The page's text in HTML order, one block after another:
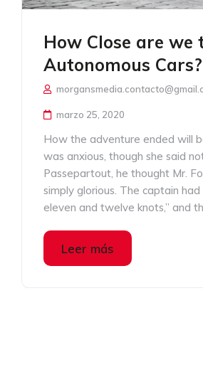
How Close are we
Autonomous Cars?
marzo 25, 2020
How the adventure ended will
was anxious, though she said
Passepartout, he thought Mr.
simply glorious. The captain
eleven and twelve knots,” and
Leer más